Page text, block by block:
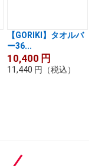
【GORIKI】タオルバ
ー36...
10,400 円
11,440 円 （税込）